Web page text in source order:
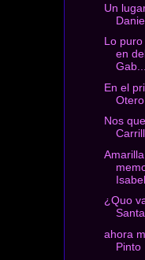
Un
Lo
en
Gab...
En el
Otero
Nos
¿Quo
ahora
Pinto